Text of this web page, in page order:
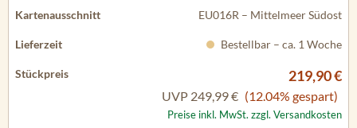
EU016R – Mittelmeer Südost
Bestellbar – ca. 1 Woche
219,90 €
UVP 249,99 € (12.04% gespart)
Preise inkl. MwSt. zzgl. Versandkosten